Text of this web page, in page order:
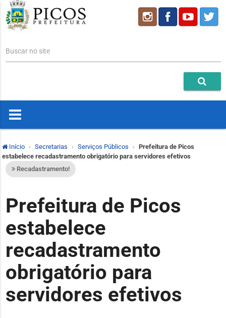
Buscar no site
Início Secretarias Serviços Públicos
Prefeitura de Picos
estabelece recadastramento obrigatório para servidores efetivos
Recadastramento!
Prefeitura de Picos
estabelece
recadastramento
obrigatório para
servidores efetivos